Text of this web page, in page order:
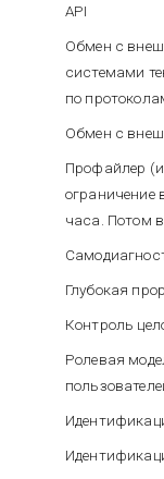
API
Обмен с
системами
по
Обмен с
Профайлер
ограничение
часа. Потом
Глубокая
Контроль
Ролевая